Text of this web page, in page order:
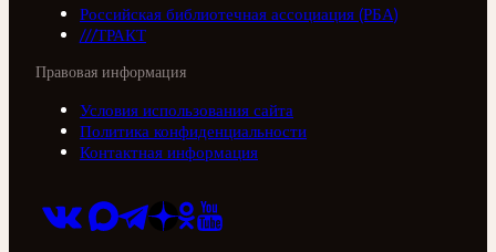
Российская библиотечная ассоциация (РБА)
///ТРАКТ
Правовая информация
Условия использования сайта
Политика конфиденциальности
Контактная информация